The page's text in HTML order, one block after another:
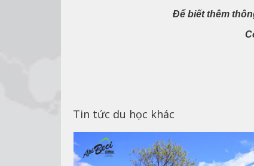
Để biết thêm
Tin tức du học khác